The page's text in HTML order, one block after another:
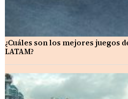
¿Cuáles son los mejores juegos
LATAM?